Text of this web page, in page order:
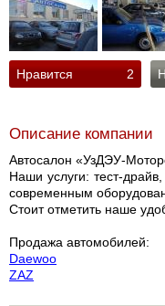
Нравится 2
Описание компании
Автосалон «УзДЭУ-
Наши услуги: тест-
современным
Стоит отметить наше
Продажа автомобилей:
Daewoo
ZAZ